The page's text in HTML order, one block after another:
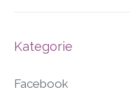
Kategorie
Facebook